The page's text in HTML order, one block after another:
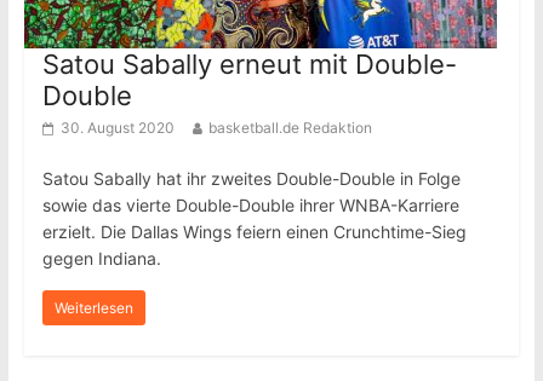
Satou Sabally erneut mit Double-
Double
30. August 2020 basketball.de Redaktion
Satou Sabally hat ihr zweites Double-Double in Folge
sowie das vierte Double-Double ihrer WNBA-Karriere
erzielt. Die Dallas Wings feiern einen Crunchtime-Sieg
gegen Indiana.
Weiterlesen